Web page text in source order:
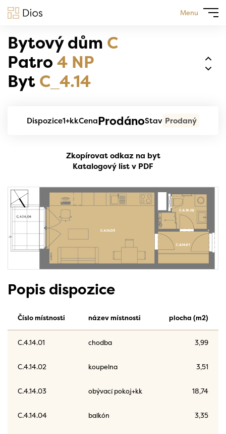
Menu
Bytový dům C
Patro 4 NP
Byt C_4.14
Dispozice1+kkCenaProdánoStav Prodaný
Zkopírovat odkaz na byt
Katalogový list v PDF
Popis dispozice
Číslo místnosti název místnosti plocha (m2)
C.4.14.01 chodba 3,99
C.4.14.02 koupelna 3,51
C.4.14.03 obývací pokoj+kk 18,74
C.4.14.04 balkón 3,35